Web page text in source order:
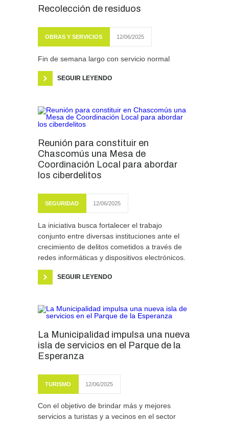
Recolección de residuos
OBRAS Y SERVICIOS 12/06/2025
Fin de semana largo con servicio normal
SEGUIR LEYENDO
Reunión para constituir en
Chascomús una Mesa de
Coordinación Local para abordar
los ciberdelitos
SEGURIDAD 12/06/2025
La iniciativa busca fortalecer el trabajo
conjunto entre diversas instituciones ante el
crecimiento de delitos cometidos a través de
redes informáticas y dispositivos electrónicos.
SEGUIR LEYENDO
La Municipalidad impulsa una nueva
isla de servicios en el Parque de la
Esperanza
TURISMO 12/06/2025
Con el objetivo de brindar más y mejores
servicios a turistas y a vecinos en el sector